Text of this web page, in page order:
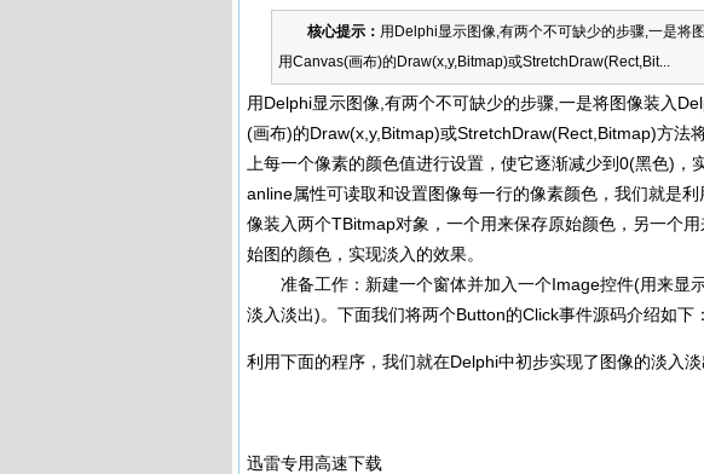
核心提示： 用Delphi显示图像,有两个不可缺少的步骤,一是将
用Canvas(画布)的Draw(x,y,Bitmap)或StretchDraw(Rect,Bit...
用Delphi显示图像,有两个不可缺少的步骤,一是将图像装入
(画布)的Draw(x,y,Bitmap)或StretchDraw(Rect,Bitmap)方法
上每一个像素的颜色值进行设置，使它逐渐减少到0(黑色)
anline属性可读取和设置图像每一行的像素颜色，我们就是
像装入两个TBitmap对象，一个用来保存原始颜色，另一个
始图的颜色，实现淡入的效果。
准备工作：新建一个窗体并加入一个Image控件(用来显
淡入淡出)。下面我们将两个Button的Click事件源码介绍如下：
利用下面的程序，我们就在Delphi中初步实现了图像的淡入淡
迅雷专用高速下载